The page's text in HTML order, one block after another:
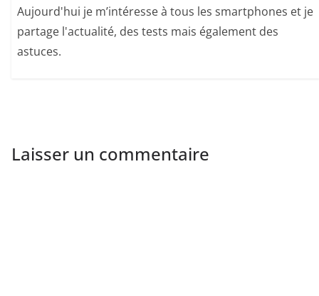
Aujourd'hui je m’intéresse à tous les smartphones et je
partage l'actualité, des tests mais également des
astuces.
Laisser un commentaire